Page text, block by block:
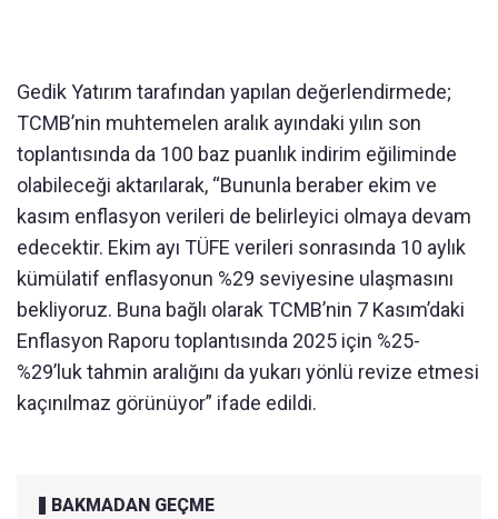
Gedik Yatırım tarafından yapılan değerlendirmede;
TCMB’nin muhtemelen aralık ayındaki yılın son
toplantısında da 100 baz puanlık indirim eğiliminde
olabileceği aktarılarak, “Bununla beraber ekim ve
kasım enflasyon verileri de belirleyici olmaya devam
edecektir. Ekim ayı TÜFE verileri sonrasında 10 aylık
kümülatif enflasyonun %29 seviyesine ulaşmasını
bekliyoruz. Buna bağlı olarak TCMB’nin 7 Kasım’daki
Enflasyon Raporu toplantısında 2025 için %25-
%29’luk tahmin aralığını da yukarı yönlü revize etmesi
kaçınılmaz görünüyor” ifade edildi.
BAKMADAN GEÇME